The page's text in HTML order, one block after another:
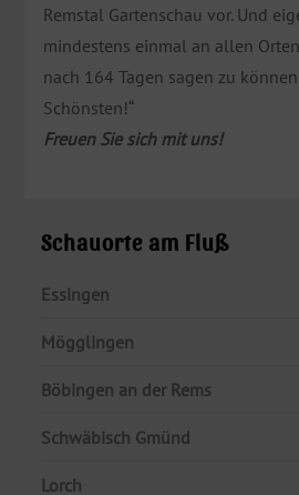
Remstal Gartenschau vor. Und
mindestens einmal an allen
nach 164 Tagen sagen zu
Schönsten!“
Freuen Sie sich mit uns!
Schauorte am Fluß
Essingen
Mögglingen
Böbingen an der Rems
Schwäbisch Gmünd
Lorch